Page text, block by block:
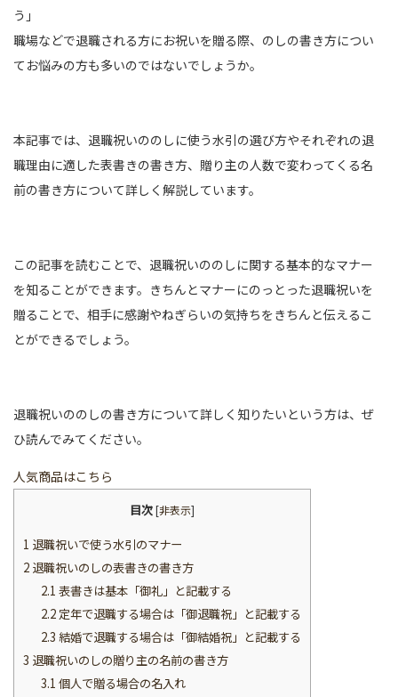
う」
職場などで退職される方にお祝いを贈る際、のしの書き方につい
てお悩みの方も多いのではないでしょうか。
本記事では、退職祝いののしに使う水引の選び方やそれぞれの退
職理由に適した表書きの書き方、贈り主の人数で変わってくる名
前の書き方について詳しく解説しています。
この記事を読むことで、退職祝いののしに関する基本的なマナー
を知ることができます。きちんとマナーにのっとった退職祝いを
贈ることで、相手に感謝やねぎらいの気持ちをきちんと伝えるこ
とができるでしょう。
退職祝いののしの書き方について詳しく知りたいという方は、ぜ
ひ読んでみてください。
人気商品はこちら
目次[非表示]
1 退職祝いで使う水引のマナー
2 退職祝いのしの表書きの書き方
2.1 表書きは基本「御礼」と記載する
2.2定年で退職する場合は「御退職祝」と記載する
2.3 結婚で退職する場合は「御結婚祝」と記載する
3 退職祝いのしの贈り主の名前の書き方
3.1 個人で贈る場合の名入れ